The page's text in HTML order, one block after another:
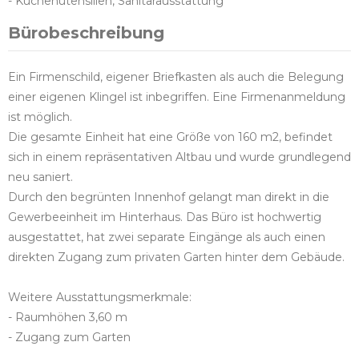
Bürobeschreibung
Ein Firmenschild, eigener Briefkasten als auch die Belegung
einer eigenen Klingel ist inbegriffen. Eine Firmenanmeldung
ist möglich.
Die gesamte Einheit hat eine Größe von 160 m2, befindet
sich in einem repräsentativen Altbau und wurde grundlegend
neu saniert.
Durch den begrünten Innenhof gelangt man direkt in die
Gewerbeeinheit im Hinterhaus. Das Büro ist hochwertig
ausgestattet, hat zwei separate Eingänge als auch einen
direkten Zugang zum privaten Garten hinter dem Gebäude.
Weitere Ausstattungsmerkmale:
- Raumhöhen 3,60 m
- Zugang zum Garten